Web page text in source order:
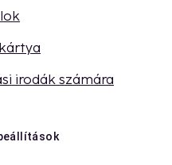
irodák számára